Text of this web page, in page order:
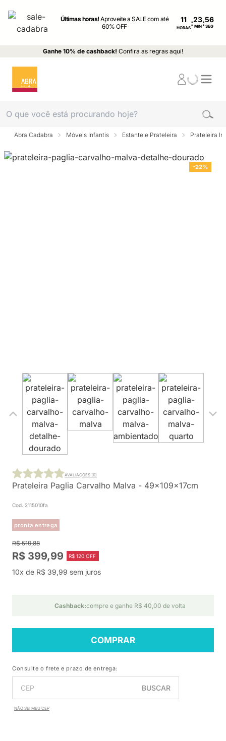
Últimas horas!Aproveite a SALE com até
60% OFF
11
HORAS: MIN : SEG
Ganhe 10% de cashback! Confira as regras aqui!
Abra Cadabra Móveis Infantis Estante e Prateleira Prateleira
-22%
Prateleira Paglia Carvalho Malva - 49x109x17cm
Cod. 2115010fa
pronta entrega
AVALIAÇÕES (0)
R$ 519,88
R$ 399,99 R$ 120 OFF
10x de R$ 39,99 sem juros
Cashback:compre e ganhe R$ 40,00 de volta
COMPRAR
Consulte o frete e prazo de entrega:
BUSCAR
NÃO SEI MEU CEP